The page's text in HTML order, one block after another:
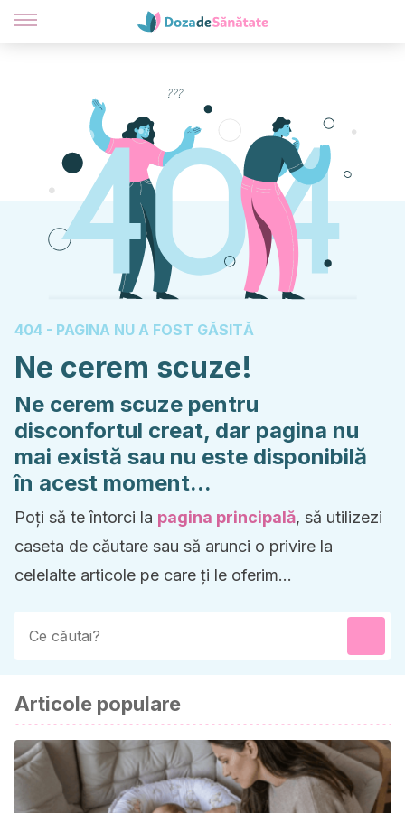
404 - PAGINA NU A FOST GĂSITĂ
Ne cerem scuze!
Ne cerem scuze pentru
disconfortul creat, dar pagina nu
mai există sau nu este disponibilă
în acest moment...
Poți să te întorci la pagina principală, să utilizezi
caseta de căutare sau să arunci o privire la
celelalte articole pe care ți le oferim...
Articole populare